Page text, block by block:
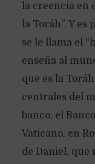
la creencia en
la Toráh”. Y
se le llama el
enseña al
que es la
centrales del
banco, el
Vaticano, en
de Daniel, que